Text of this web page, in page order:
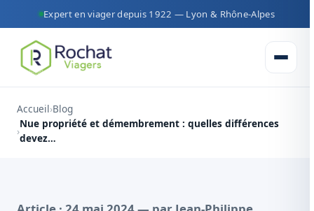
Expert en viager depuis 1922 — Lyon & Rhône-Alpes
Ouvrir
Accueil Blog
Nue propriété et démembrement : quelles différences
devez…